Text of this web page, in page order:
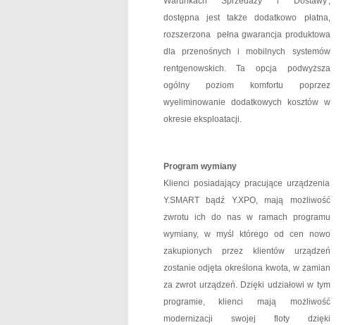
dostępna jest także dodatkowo płatna,
rozszerzona pełna gwarancja produktowa
dla przenośnych i mobilnych systemów
rentgenowskich. Ta opcja podwyższa
ogólny poziom komfortu poprzez
wyeliminowanie dodatkowych kosztów w
okresie eksploatacji.
Program wymiany
Klienci posiadający pracujące urządzenia
Y.SMART bądź Y.XPO, mają możliwość
zwrotu ich do nas w ramach programu
wymiany, w myśl którego od cen nowo
zakupionych przez klientów urządzeń
zostanie odjęta określona kwota, w zamian
za zwrot urządzeń. Dzięki udziałowi w tym
programie, klienci mają możliwość
modernizacji swojej floty dzięki